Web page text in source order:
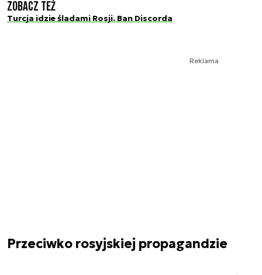
Zobacz też
Turcja idzie śladami Rosji. Ban Discorda
Reklama
Przeciwko rosyjskiej propagandzie